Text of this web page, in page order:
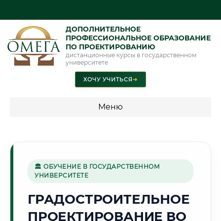
ДОПОЛНИТЕЛЬНОЕ
ПРОФЕССИОНАЛЬНОЕ ОБРАЗОВАНИЕ
ПО ПРОЕКТИРОВАНИЮ
дистанционные курсы в государственном
университете
ХОЧУ УЧИТЬСЯ➜
Меню
⛪
Г. ВЛАДИМИР
🏛 ОБУЧЕНИЕ В ГОСУДАРСТВЕННОМ
УНИВЕРСИТЕТЕ
ГРАДОСТРОИТЕЛЬНОЕ
ПРОЕКТИРОВАНИЕ ВО